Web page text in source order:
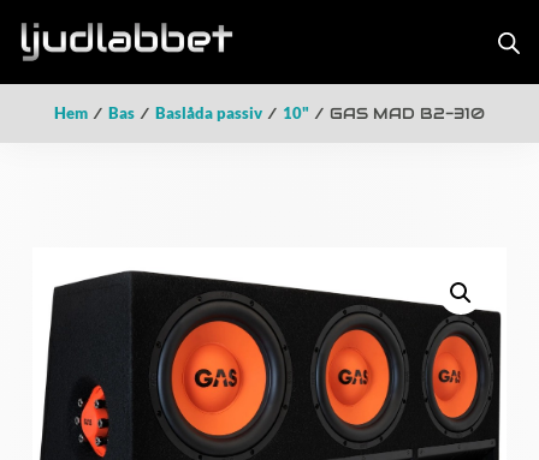
Hem / Bas / Baslåda passiv / 10" / GAS MAD B2-310